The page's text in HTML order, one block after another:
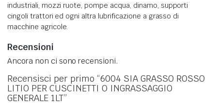
industriali, mozzi ruote, pompe acqua, dinamo, supporti
cingoli trattori ed ogni altra lubrificazione a grasso di
macchine agricole.
Recensioni
Ancora non ci sono recensioni.
Recensisci per primo “6004 SIA GRASSO ROSSO
LITIO PER CUSCINETTI O INGRASSAGGIO
GENERALE 1LT”